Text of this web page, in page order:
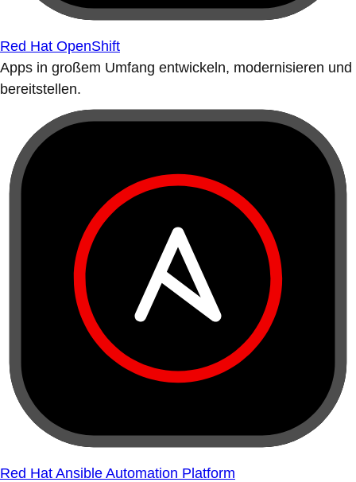
Red Hat OpenShift
Apps in großem Umfang entwickeln, modernisieren und
bereitstellen.
Red Hat Ansible Automation Platform